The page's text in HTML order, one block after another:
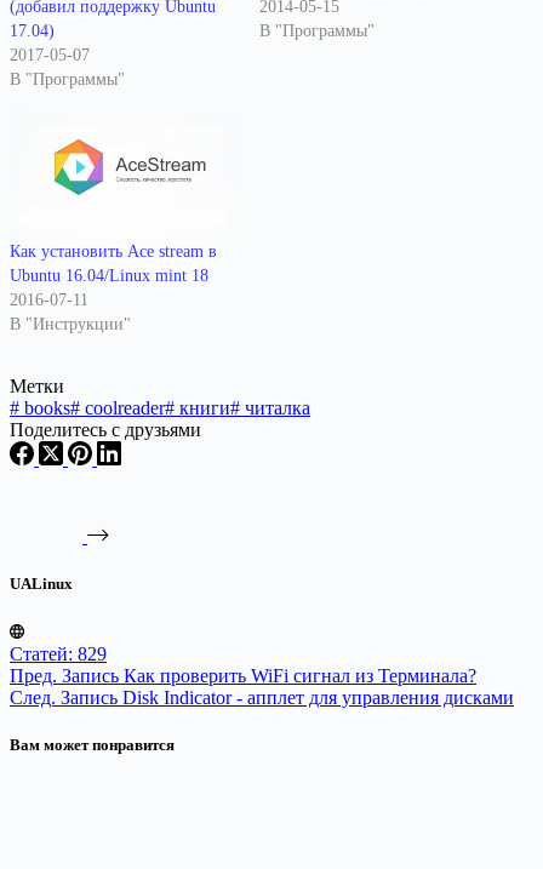
(добавил поддержку Ubuntu
17.04)
2017-05-07
В "Программы"
2014-05-15
В "Программы"
Как установить Ace stream в
Ubuntu 16.04/Linux mint 18
2016-07-11
В "Инструкции"
Метки
# books# coolreader# книги# читалка
Поделитесь с друзьями
UALinux
Статей: 829
Пред. Запись Как проверить WiFi сигнал из Терминала?
След. Запись Disk Indicator - апплет для управления дисками
Вам может понравится